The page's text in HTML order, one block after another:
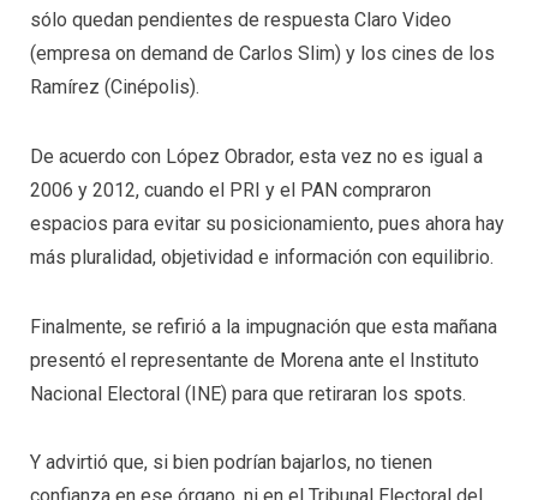
sólo quedan pendientes de respuesta Claro Video
(empresa on demand de Carlos Slim) y los cines de los
Ramírez (Cinépolis).
De acuerdo con López Obrador, esta vez no es igual a
2006 y 2012, cuando el PRI y el PAN compraron
espacios para evitar su posicionamiento, pues ahora hay
más pluralidad, objetividad e información con equilibrio.
Finalmente, se refirió a la impugnación que esta mañana
presentó el representante de Morena ante el Instituto
Nacional Electoral (INE) para que retiraran los spots.
Y advirtió que, si bien podrían bajarlos, no tienen